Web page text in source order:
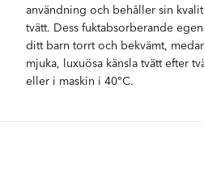
användning och behåller sin
tvätt. Dess fuktabsorberande
ditt barn torrt och bekvämt,
mjuka, luxuösa känsla tvätt efter
eller i maskin i 40°C.